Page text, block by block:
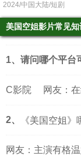
2024/中国大陆/短剧
美国空姐影片常见知
1、请问哪个平台
C影院 网友：
2、 《美国空姐》
网友：主演有格